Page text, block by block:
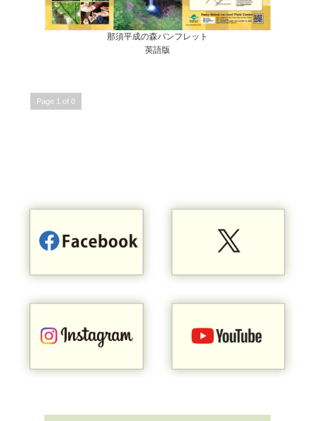
那須平成の森パンフレット
英語版
Page 1 of 0